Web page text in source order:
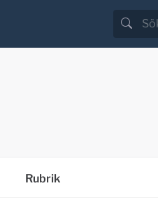
Rubrik